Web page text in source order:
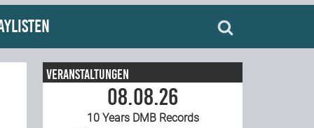
Veranstaltungen
08.08.26
10 Years DMB Records